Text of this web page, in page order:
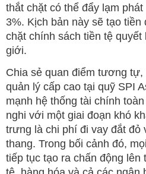
thắt chặt có thể đẩy lạm
3%. Kịch bản này sẽ tạo tiền
chặt chính sách tiền tệ
giới.
Chia sẻ quan điểm tương tự,
quản lý cấp cao tại quỹ SPI
mạnh hệ thống tài chính
nghi với một giai đoạn khó
trưng là chi phí đi vay đắt đỏ
thang. Trong bối cảnh đó,
tiếp tục tạo ra chấn động